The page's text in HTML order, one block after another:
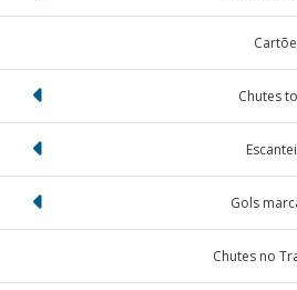
Chutes
Gols
Chutes no